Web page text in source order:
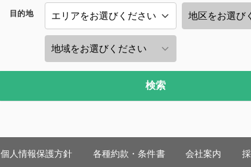
目的地
検索
個人情報保護方針 各種約款・条件書 会社案内